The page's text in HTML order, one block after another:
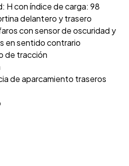
H con índice de carga: 98
delantero y trasero
con sensor de oscuridad y
en sentido contrario
de tracción
de aparcamiento traseros